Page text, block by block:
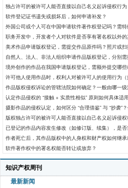
独占许可的被许可人能否直接以自己名义起诉侵权行为
软件登记证书遗失或损坏后，如何申请补发？
外国公司或个人可在中国申请软件著作权登记吗？需
职务开发中，开发者个人对软件是否享有署名权以外的
美术作品申请版权登记，需提交作品原件吗？照片或
自然人、法人、非法人组织申请作品版权登记，分别
境外创作的作品在我国申请版权登记，需额外提交哪
许可他人使用作品时，权利人对被许可人的使用行为
作品版权侵权诉讼的管辖法院如何确定？一般由哪一级
认定作品侵权的 “接触 + 实质性相似” 原则如何具体适
摄影作品的侵权认定，如何区分 “合理借鉴” 与 “抄袭”
版权独占许可的被许可人能否直接以自己名义起诉侵权
已登记的作品内容发生修改（如修订版、续集），是
作者死亡后，其作品版权中的人身权和财产权如何继承
软件著作权中的署名权能否转让或放弃？
知识产权周刊
最新新闻